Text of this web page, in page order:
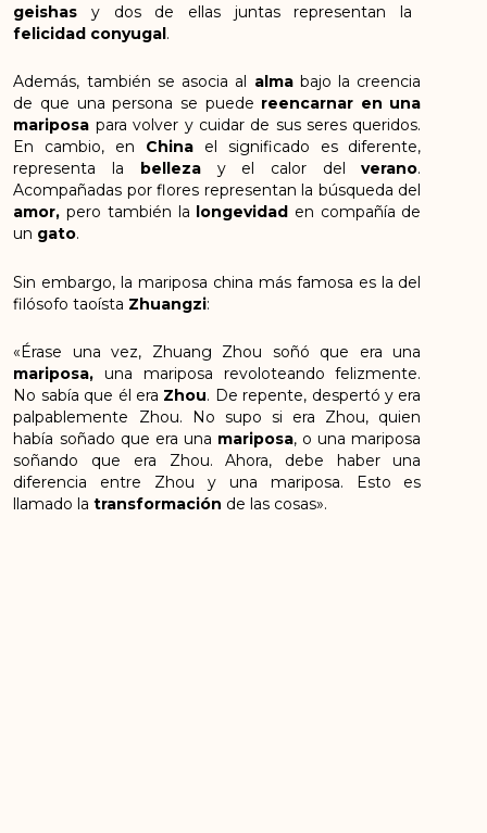
geishasy dos de ellas juntas representan la
felicidad conyugal.
Además, también se asocia al alma bajo la creencia
de que una persona se puede reencarnar en una
mariposa para volver y cuidar de sus seres queridos.
En cambio, en China el significado es diferente,
representa la
bellezay el calor delverano.
Acompañadas por flores representan la búsqueda del
amor, pero también la longevidad en compañía de
un gato.
Sin embargo, la mariposa china más famosa es la del
filósofo taoísta Zhuangzi:
«Érase una vez, Zhuang Zhou soñó que era una
mariposa, una mariposa revoloteando felizmente.
No sabía que él era Zhou. De repente, despertó y era
palpablemente Zhou. No supo si era Zhou, quien
había soñado que era una mariposa, o una mariposa
soñando que era Zhou. Ahora, debe haber una
diferencia entre Zhou y una mariposa. Esto es
llamado latransformación de las cosas».